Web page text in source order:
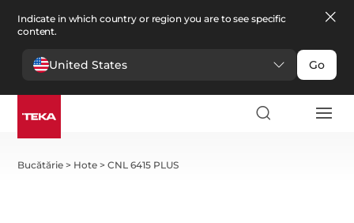
Indicate in which country or region you are to see specific
content.
United States Go
Bucătărie > Hote >CNL 6415 PLUS